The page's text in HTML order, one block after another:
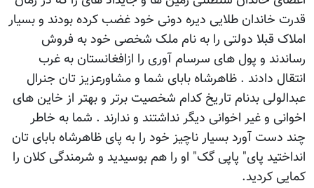
قدرت خاندان طلایی دیره دونی خود غضب کرده بودند و بسیار
املاک قبلا دولتی را به نام ملک شخصی خود به فروش
رساندند و پول های سرسام آوری را ازافغانستان به غرب
انتقال دادند . ظاهرشاه بابای شما و مشاورعزیز تان جنرال
عبدالولی بدنام تاریخ کدام شخصیت برتر و بهتر از خاین های
اخوانی و غیر اخوانی دیگر نداشتند و ندارند . شما به خاطر
چند دست آورد بسیار ناچیز خود را به پای ظاهرشاه بابای تان
انداختید پای" پاپی گک" او را هم بوسیدید و شرمندگی کلان را
کمایی کردید.